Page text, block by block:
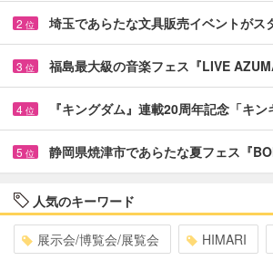
2 位 埼玉であらたな文具販売イベントが
3 位 福島最大級の音楽フェス『LIVE
4 位 『キングダム』連載20周年記念「キ
5 位 静岡県焼津市であらたな夏フェス『
人気のキーワード
展示会/博覧会/展覧会 HIMARI